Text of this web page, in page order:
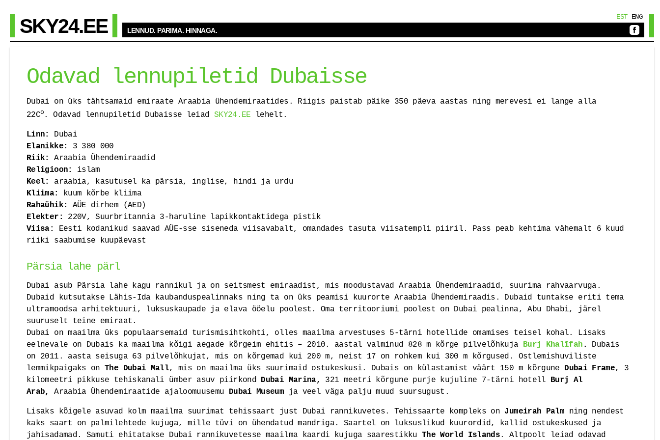
SKY24.EE EST ENG
LENNUD. PARIMA. HINNAGA.
Odavad lennupiletid Dubaisse
Dubai on üks tähtsamaid emiraate Araabia ühendemiraatides. Riigis paistab päike 350 päeva aastas ning merevesi ei lange alla
22Co . Odavad lennupiletid Dubaisse leiad SKY24.EE lehelt.
Linn: Dubai
Elanikke: 3 380 000
Riik:Araabia Ühendemiraadid
Religioon: islam
Keel: araabia, kasutusel ka pärsia, inglise, hindi ja urdu
Kliima:
kuum kõrbe kliima
Rahaühik: AÜE dirhem (AED)
Elekter: 220V, Suurbritannia 3-haruline lapikkontaktidega pistik
Viisa:
Eesti kodanikud saavad AÜE-sse siseneda viisavabalt, omandades tasuta viisatempli piiril. Pass peab kehtima vähemalt 6 kuud
riiki saabumise kuupäevast
Pärsia lahe pärl
Dubai asub Pärsia lahe kagu rannikul ja on seitsmest emiraadist, mis moodustavad Araabia Ühendemiraadid, suurima rahvaarvuga.
Dubaid kutsutakse Lähis-Ida kaubanduspealinnaks ning ta on üks peamisi kuurorte Araabia Ühendemiraadis. Dubaid tuntakse eriti tema
ultramoodsa arhitektuuri, luksuskaupade ja elava ööelu poolest. Oma territooriumi poolest on Dubai pealinna, Abu Dhabi, järel
suuruselt teine emiraat.
Dubai on maailma üks populaarsemaid turismisihtkohti, olles maailma arvestuses 5-tärni hotellide omamises teisel kohal. Lisaks
eelnevale on Dubais ka maailma kõigi aegade kõrgeim ehitis – 2010. aastal valminud 828 m kõrge pilvelõhkuja Burj Khalīfah .
Dubais
on 2011. aasta seisuga 63 pilvelõhkujat, mis on kõrgemad kui 200 m, neist 17 on rohkem kui 300 m kõrgused. Ostlemishuviliste
lemmikpaigaks onThe Dubai Mall, mis on maailma üks suurimaid ostukeskusi. Dubais on külastamist väärt 150 m kõrgune Dubai Frame, 3
kilomeetri pikkuse tehiskanali ümber asuv piirkond Dubai Marina, 321 meetri kõrgune purje kujuline 7-tärni hotell Burj Al
Arab,
Araabia Ühendemiraatide ajaloomuusemu Dubai Museum ja veel väga palju muud suursugust.
Lisaks kõigele asuvad kolm maailma suurimat tehissaart just Dubai rannikuvetes. Tehissaarte kompleks on Jumeirah Palm ning nendest
kaks saart on palmilehtede kujuga, mille tüvi on ühendatud mandriga. Saartel on luksuslikud kuurordid, kallid ostukeskused ja
jahisadamad. Samuti ehitatakse Dubai rannikuvetesse maailma kaardi kujuga saarestikku The World Islands. Altpoolt leiad odavad